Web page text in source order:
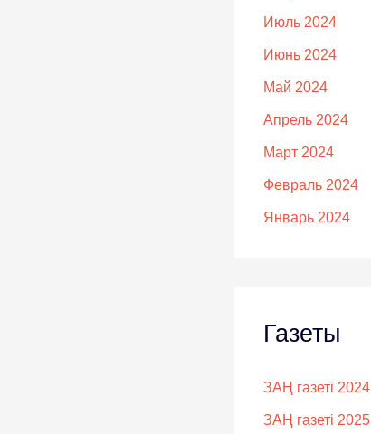
Июль 2024
Июнь 2024
Май 2024
Апрель 2024
Март 2024
Февраль 2024
Январь 2024
Газеты
ЗАҢ газеті 2024
ЗАҢ газеті 2025